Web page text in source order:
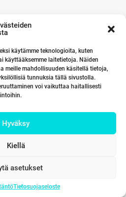
käytämme teknologioita, kuten
käyttääksemme laitetietoja. Näiden
meille mahdollisuuden käsitellä tietoja,
tunnuksia tällä sivustolla.
voi vaikuttaa haitallisesti
Hyväksy
Kiellä
asetukset
Tietosuojaseloste